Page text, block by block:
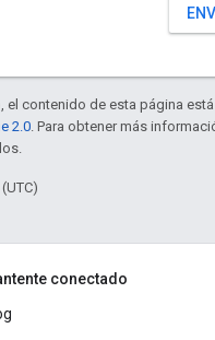
el contenido de esta página
2.0. Para obtener más
conectado